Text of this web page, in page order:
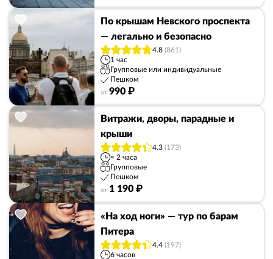
По крышам Невского проспекта
— легально и безопасно
4.8 (861)
1 час
Групповые или индивидуальные
Пешком
от 990 ₽
Витражи, дворы, парадные и
крыши
4.3 (173)
≈ 2 часа
Групповые
Пешком
от 1 190 ₽
«На ход ноги» — тур по барам
Питера
4.4 (197)
6 часов